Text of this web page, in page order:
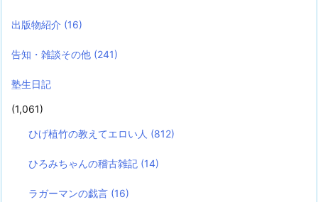
出版物紹介 (16)
告知・雑談その他 (241)
塾生日記
(1,061)
ひげ植竹の教えてエロい人 (812)
ひろみちゃんの稽古雑記 (14)
ラガーマンの戯言 (16)